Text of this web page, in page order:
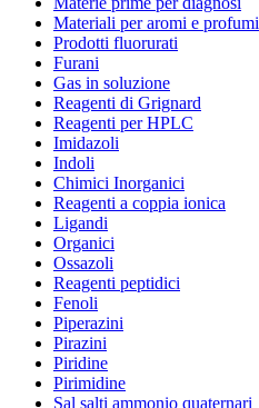
Materiali per aromi e profumi
Prodotti fluorurati
Furani
Gas in soluzione
Reagenti di Grignard
Reagenti per HPLC
Imidazoli
Indoli
Chimici Inorganici
Reagenti a coppia ionica
Ligandi
Organici
Ossazoli
Reagenti peptidici
Fenoli
Piperazini
Pirazini
Piridine
Pirimidine
Sal salti ammonio quaternari